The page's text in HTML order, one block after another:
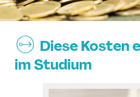
Diese Kosten
im Studium